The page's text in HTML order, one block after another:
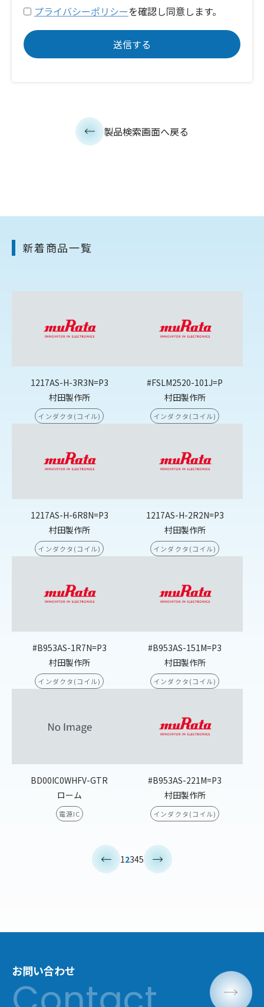
プライバシーポリシーを確認し同意します。
製品検索画面へ戻る
新着商品一覧
1217AS-H-3R3N=P3
村田製作所
インダクタ(コイル)
#FSLM2520-101J=P
村田製作所
インダクタ(コイル)
1217AS-H-6R8N=P3
村田製作所
インダクタ(コイル)
1217AS-H-2R2N=P3
村田製作所
インダクタ(コイル)
#B953AS-1R7N=P3
村田製作所
インダクタ(コイル)
#B953AS-151M=P3
村田製作所
インダクタ(コイル)
BD00IC0WHFV-GTR
ローム
電源IC
#B953AS-221M=P3
村田製作所
インダクタ(コイル)
12345
お問い合わせ